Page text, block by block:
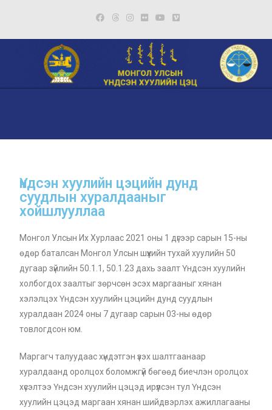
Үндсэн хуулийн цэцийн дунд
суудлын хуралдааныг
хойшлууллаа
Монгол Улсын Их Хурлаас 2021 оны 1 дүгээр сарын 15-ны
өдөр баталсан Монгол Улсын шүүхийн тухай хуулийн 50
дугаар зүйлийн 50.1.1, 50.1.23 дахь заалт Үндсэн хуулийн
холбогдох заалтыг зөрчсөн эсэх маргааныг хянан
хэлэлцэх Үндсэн хуулийн цэцийн дунд суудлын
хуралдаан 2024 оны 7 дугаар сарын 03-ны өдөр
товлогдсон юм.
Маргагч талуудаас хүндэтгэн үзэх шалтгаанаар
хуралдаанд оролцох боломжгүй бөгөөд биечлэн оролцох
хүсэлтээ Үндсэн хуулийн цэцэд ирүүлсэн тул Үндсэн
хуулийн цэцэд маргаан хянан шийдвэрлэх ажиллагааны